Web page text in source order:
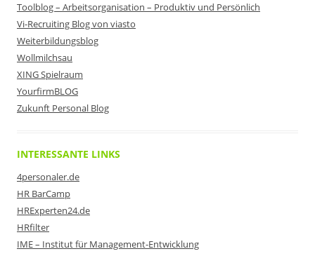
Toolblog – Arbeitsorganisation – Produktiv und Persönlich
Vi-Recruiting Blog von viasto
Weiterbildungsblog
Wollmilchsau
XING Spielraum
YourfirmBLOG
Zukunft Personal Blog
INTERESSANTE LINKS
4personaler.de
HR BarCamp
HRExperten24.de
HRfilter
IME – Institut für Management-Entwicklung